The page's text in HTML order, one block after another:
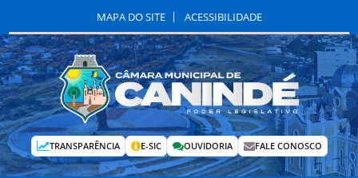
MAPA DO SITE ACESSIBILIDADE
TRANSPARÊNCIA E-SIC OUVIDORIA FALE CONOSCO